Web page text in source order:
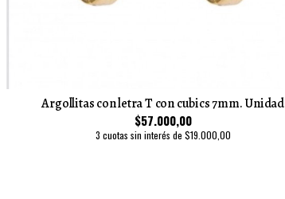
Argollitas con letra T con cubics 7mm. Unidad
$57.000,00
3 cuotas sin interés de $19.000,00